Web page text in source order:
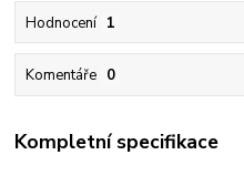
Hodnocení 1
Komentáře 0
Kompletní specifikace